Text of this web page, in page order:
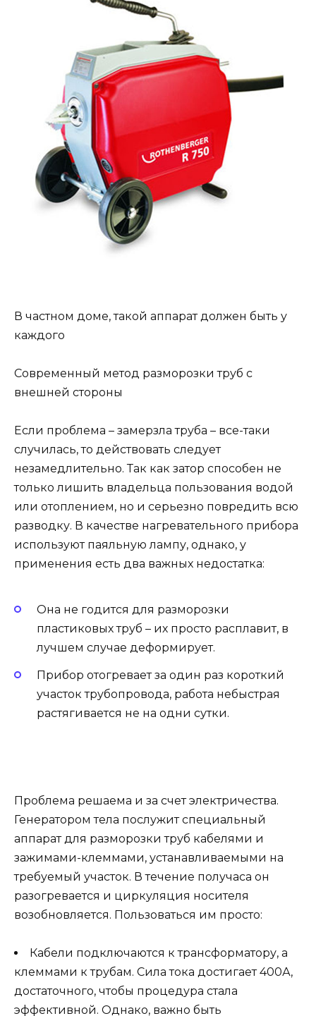
В частном доме, такой аппарат должен быть у
каждого
Современный метод разморозки труб с
внешней стороны
Если проблема – замерзла труба – все-таки
случилась, то действовать следует
незамедлительно. Так как затор способен не
только лишить владельца пользования водой
или отоплением, но и серьезно повредить всю
разводку. В качестве нагревательного прибора
используют паяльную лампу, однако, у
применения есть два важных недостатка:
Она не годится для разморозки
пластиковых труб – их просто расплавит, в
лучшем случае деформирует.
Прибор отогревает за один раз короткий
участок трубопровода, работа небыстрая
растягивается не на одни сутки.
Проблема решаема и за счет электричества.
Генератором тела послужит специальный
аппарат для разморозки труб кабелями и
зажимами-клеммами, устанавливаемыми на
требуемый участок. В течение получаса он
разогревается и циркуляция носителя
возобновляется. Пользоваться им просто:
Кабели подключаются к трансформатору, а
клеммами к трубам. Сила тока достигает 400А,
достаточного, чтобы процедура стала
эффективной. Однако, важно быть